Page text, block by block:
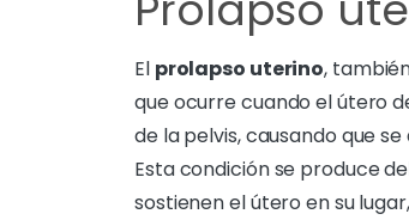
El prolapso uterino,
que ocurre cuando el útero
de la pelvis, causando que
Esta condición se produce
sostienen el útero en su